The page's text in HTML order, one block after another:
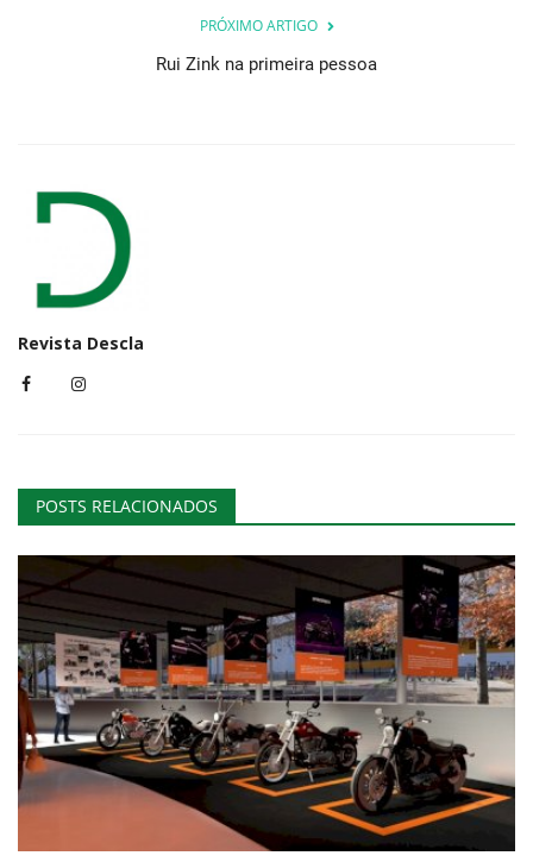
PRÓXIMO ARTIGO
Rui Zink na primeira pessoa
Revista Descla
POSTS RELACIONADOS